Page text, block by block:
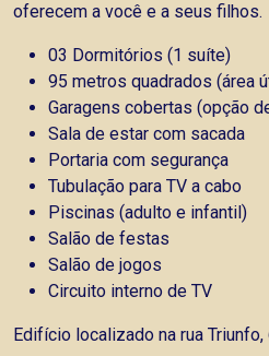
oferecem a você e a seus filhos.
03 Dormitórios (1 suíte)
95 metros quadrados (área
Garagens cobertas (opção
Sala de estar com sacada
Portaria com segurança
Tubulação para TV a cabo
Piscinas (adulto e infantil)
Salão de festas
Salão de jogos
Circuito interno de TV
Edifício localizado na rua Triunfo,